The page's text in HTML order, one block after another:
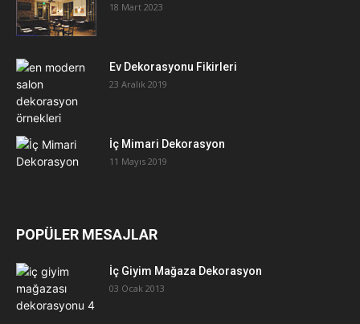
18 Mart 2023
Ev Dekorasyonu Fikirleri
23 Aralık 2019
İç Mimari Dekorasyon
11 Mayıs 2019
POPÜLER MESAJLAR
İç Giyim Mağaza Dekorasyon
03 Ocak 2013